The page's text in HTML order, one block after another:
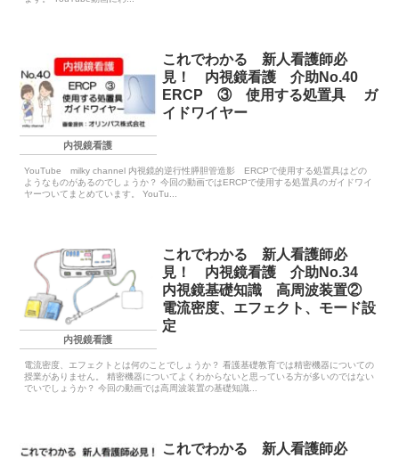
内視鏡看護
これでわかる 新人看護師必
見！ 内視鏡看護 介助No.40
ERCP ③ 使用する処置具 ガ
イドワイヤー
YouTube milky channel 内視鏡的逆行性膵胆管造影 ERCPで使用する処置具はどの
ようなものがあるのでしょうか？ 今回の動画ではERCPで使用する処置具のガイドワイ
ヤーついてまとめています。 YouTu...
内視鏡看護
これでわかる 新人看護師必
見！ 内視鏡看護 介助No.34
内視鏡基礎知識 高周波装置②
電流密度、エフェクト、モード設
定
電流密度、エフェクトとは何のことでしょうか？ 看護基礎教育では精密機器についての
授業がありません。 精密機器についてよくわからないと思っている方が多いのではない
でいでしょうか？ 今回の動画では高周波装置の基礎知識...
これでわかる 新人看護師必